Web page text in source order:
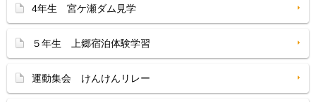
4年生 宮ケ瀬ダム見学
５年生 上郷宿泊体験学習
運動集会 けんけんリレー